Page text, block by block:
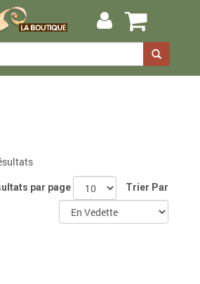
par page Trier Par